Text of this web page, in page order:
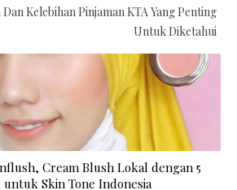
Kelebihan Pinjaman KTA Yang Penting
Untuk Diketahui
Cream Blush Lokal dengan 5
untuk Skin Tone Indonesia